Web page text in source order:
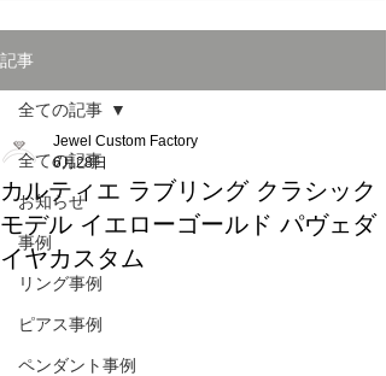
記事
全ての記事
お知らせ
事例
リング事例
ピアス事例
ペンダント事例
全ての記事
カルティエ ラブリング クラシック
モデル イエローゴールド パヴェダ
イヤカスタム
Jewel Custom Factory
6月28日